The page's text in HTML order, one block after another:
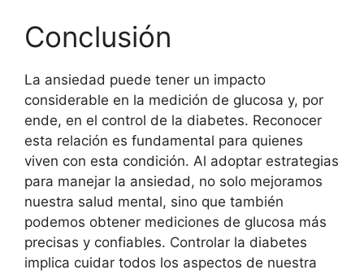
Conclusión
La ansiedad puede tener un impacto
considerable en la medición de glucosa y, por
ende, en el control de la diabetes. Reconocer
esta relación es fundamental para quienes
viven con esta condición. Al adoptar estrategias
para manejar la ansiedad, no solo mejoramos
nuestra salud mental, sino que también
podemos obtener mediciones de glucosa más
precisas y confiables. Controlar la diabetes
implica cuidar todos los aspectos de nuestra